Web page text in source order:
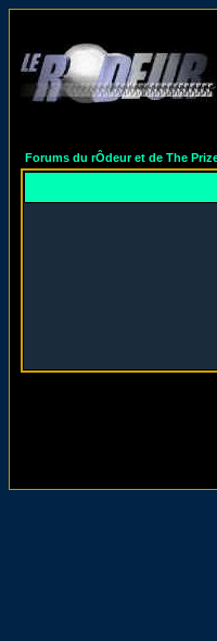
Forums du rÔdeur et de The